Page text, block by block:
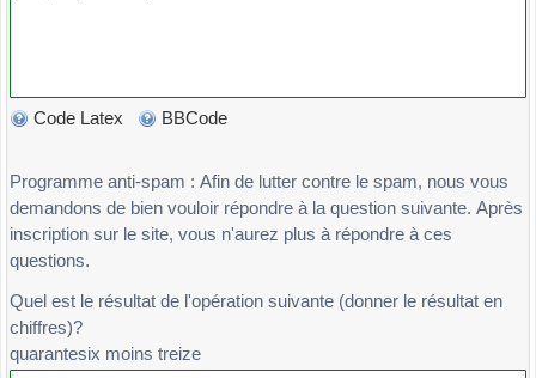
Code Latex BBCode
Programme anti-spam : Afin de lutter contre le spam, nous vous
demandons de bien vouloir répondre à la question suivante. Après
inscription sur le site, vous n'aurez plus à répondre à ces
questions.
Quel est le résultat de l'opération suivante (donner le résultat en
chiffres)?
quarantesix moins treize